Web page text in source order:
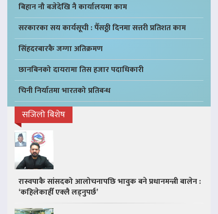
बिहान नौ बजेदेखि नै कार्यालयमा काम
सरकारका सय कार्यसूची : पैँसठ्ठी दिनमा सत्तरी प्रतिशत काम
सिंहदरबारकै जग्गा अतिक्रमण
छानबिनको दायरामा तिस हजार पदाधिकारी
चिनी निर्यातमा भारतको प्रतिबन्ध
सजिलो बिशेष
रास्वपाकै सांसदको आलोचनापछि भावुक बने प्रधानमन्त्री बालेन :
‘कहिलेकाहीँ एक्लै लड्नुपर्छ’